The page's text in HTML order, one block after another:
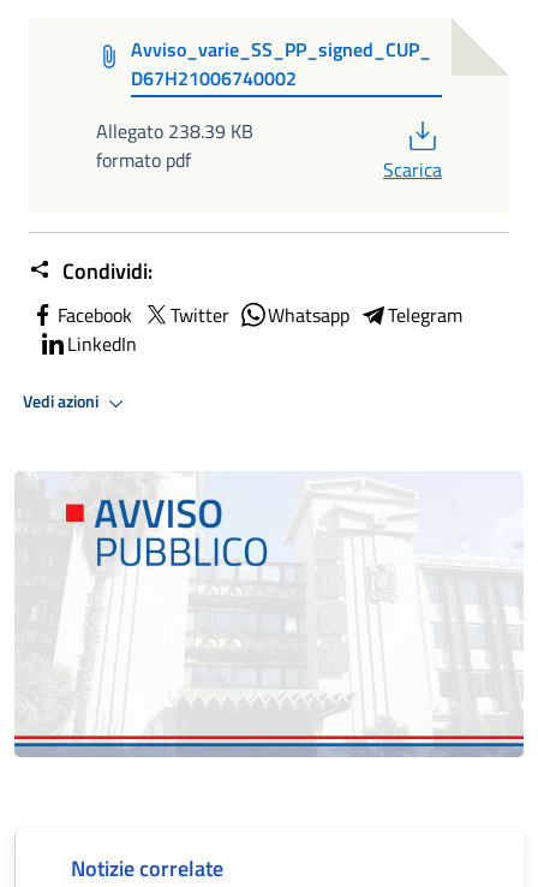
Avviso_varie_SS_PP_signed_CUP_
D67H21006740002
Allegato 238.39 KB
formato pdf
Scarica
Condividi:
Facebook Twitter Whatsapp
Telegram
LinkedIn
Vedi azioni
Notizie correlate